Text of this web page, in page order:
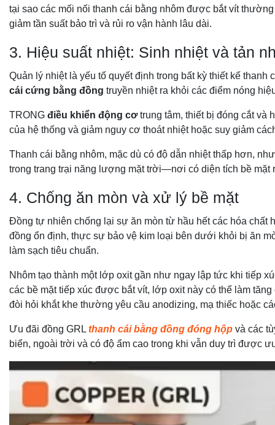
tại sao các mối nối thanh cái bằng nhôm được bắt vít
giảm tần suất bảo trì và rủi ro vận hành lâu dài.
3. Hiệu suất nhiệt: Sinh nhiệt và tản
Quản lý nhiệt là yếu tố quyết định trong bất kỳ thiết kế
cái cứng bằng đồng truyền nhiệt ra khỏi các điểm nóng
TRONG điều khiển động cơtrung tâm, thiết bị đóng cắt và
của hệ thống và giảm nguy cơ thoát nhiệt hoặc suy giảm
Thanh cái bằng nhôm, mặc dù có độ dẫn nhiệt thấp hơn,
trong trang trại năng lượng mặt trời—nơi có diện tích bề
4. Chống ăn mòn và xử lý bề mặt
Đồng tự nhiên chống lại sự ăn mòn từ hầu hết các hóa chất
đồng ổn định, thực sự bảo vệ kim loại bên dưới khỏi bị ăn
làm sạch tiêu chuẩn.
Nhôm tạo thành một lớp oxit gần như ngay lập tức khi tiếp
các bề mặt tiếp xúc được bắt vít, lớp oxit này có thể làm
đòi hỏi khắt khe thường yêu cầu anodizing, mạ thiếc hoặc
Ưu đãi đồng GRL thanh cái bằng đồng đóng hộp và các
biển, ngoài trời và có độ ẩm cao trong khi vẫn duy trì được